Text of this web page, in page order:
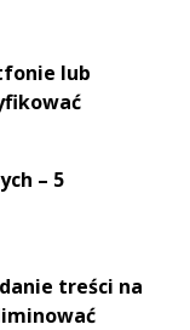
lub
– 5
treści na